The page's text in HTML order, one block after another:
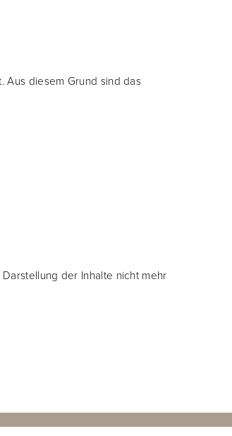
Aus diesem Grund sind das
der Inhalte nicht mehr